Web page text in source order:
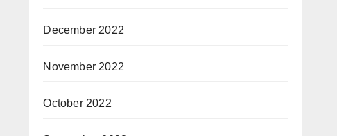
December 2022
November 2022
October 2022